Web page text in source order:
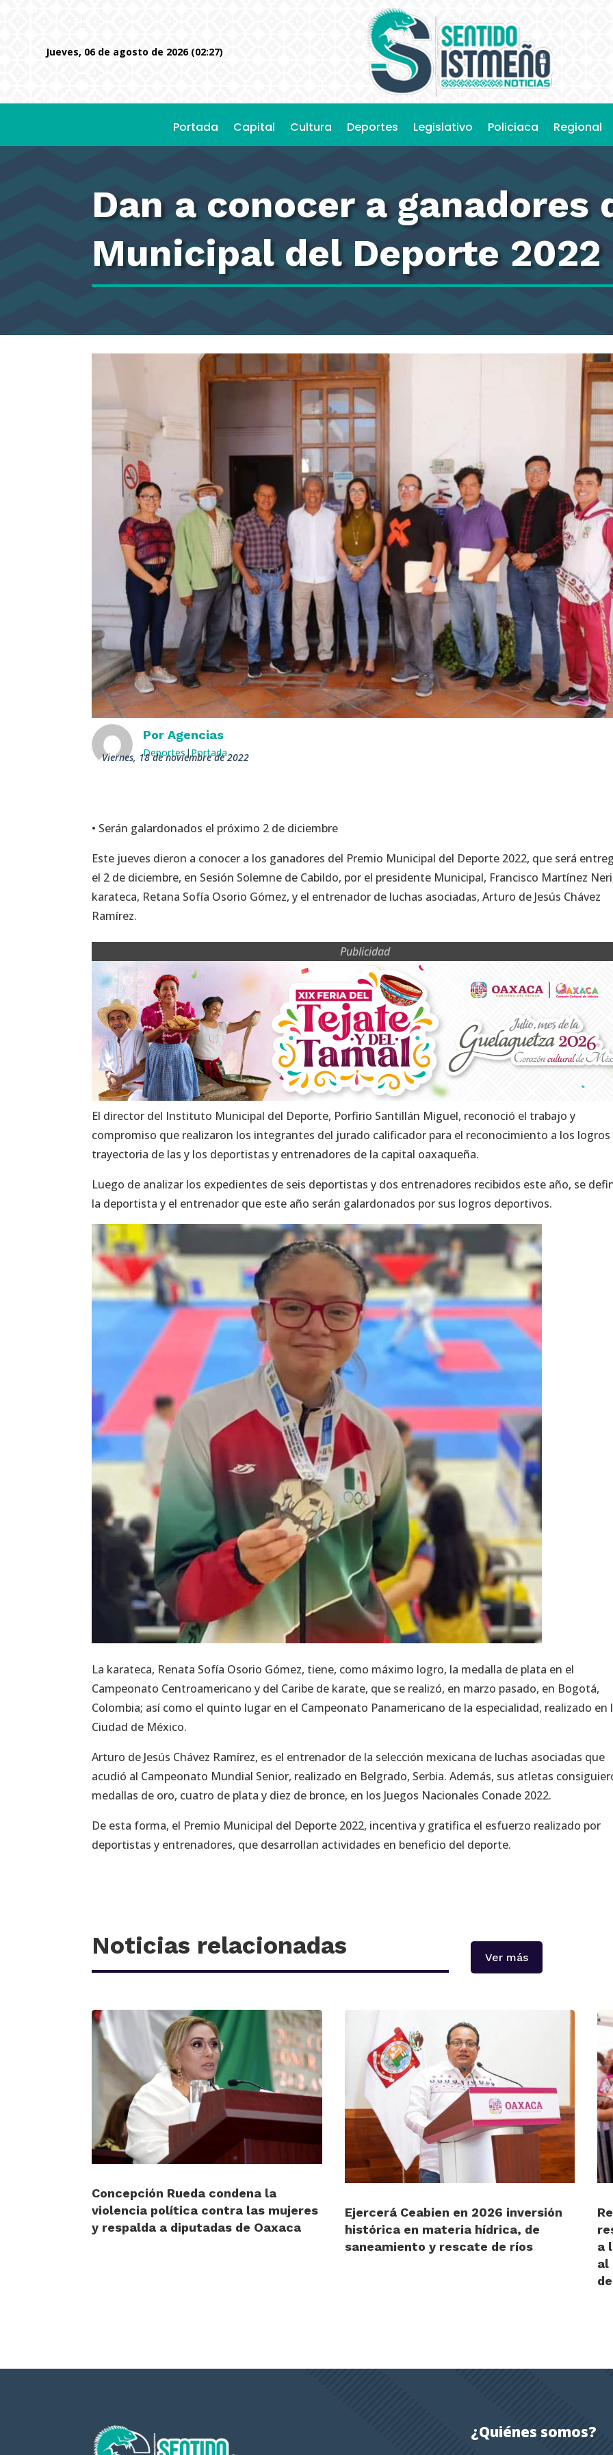
jueves, 06 de agosto de 2026 (02:27)
Portada Capital Cultura Deportes Legislativo Policiaca Regional
Dan a conocer a ganadores
Municipal del Deporte 2022
PorAgencias
Deportes|Portada
viernes, 18 de noviembre de 2022
• Serán galardonados el próximo 2 de diciembre
Este jueves dieron a conocer a los ganadores del Premio Municipal del Deporte 2022, que será
el 2 de diciembre, en Sesión Solemne de Cabildo, por el presidente Municipal, Francisco Martínez
karateca, Retana Sofía Osorio Gómez, y el entrenador de luchas asociadas, Arturo de Jesús Chávez
Ramírez.
Publicidad
El director del Instituto Municipal del Deporte, Porfirio Santillán Miguel, reconoció el trabajo y
compromiso que realizaron los integrantes del jurado calificador para el reconocimiento a los logros
trayectoria de las y los deportistas y entrenadores de la capital oaxaqueña.
Luego de analizar los expedientes de seis deportistas y dos entrenadores recibidos este año, se
la deportista y el entrenador que este año serán galardonados por sus logros deportivos.
La karateca, Renata Sofía Osorio Gómez, tiene, como máximo logro, la medalla de plata en el
Campeonato Centroamericano y del Caribe de karate, que se realizó, en marzo pasado, en Bogotá,
Colombia; así como el quinto lugar en el Campeonato Panamericano de la especialidad, realizado en
Ciudad de México.
Arturo de Jesús Chávez Ramírez, es el entrenador de la selección mexicana de luchas asociadas que
acudió al Campeonato Mundial Senior, realizado en Belgrado, Serbia. Además, sus atletas
medallas de oro, cuatro de plata y diez de bronce, en los Juegos Nacionales Conade 2022.
De esta forma, el Premio Municipal del Deporte 2022, incentiva y gratifica el esfuerzo realizado por
deportistas y entrenadores, que desarrollan actividades en beneficio del deporte.
Noticias relacionadas Ver más
Concepción Rueda condena la
violencia política contra las mujeres
y respalda a diputadas de Oaxaca
Ejercerá Ceabien en 2026 inversión
histórica en materia hídrica, de
saneamiento y rescate de ríos
a
al
¿Quiénes somos?